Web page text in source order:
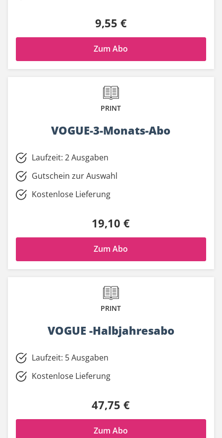
9,55 €
Zum Abo
PRINT
VOGUE-3-Monats-Abo
Laufzeit: 2 Ausgaben
Gutschein zur Auswahl
Kostenlose Lieferung
19,10 €
Zum Abo
PRINT
VOGUE -Halbjahresabo
Laufzeit: 5 Ausgaben
Kostenlose Lieferung
47,75 €
Zum Abo